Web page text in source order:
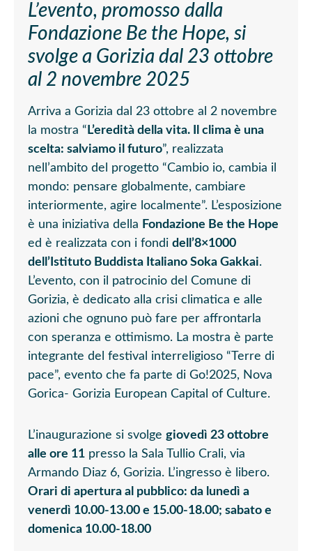
L’evento, promosso dalla
Fondazione Be the Hope, si
svolge a Gorizia dal 23 ottobre
al 2 novembre 2025
Arriva a Gorizia dal 23 ottobre al 2 novembre
la mostra “ L’eredità della vita. Il clima è una
scelta: salviamo il futuro”, realizzata
nell’ambito del progetto “Cambio io, cambia il
mondo: pensare globalmente, cambiare
interiormente, agire localmente”. L’esposizione
è una iniziativa della Fondazione Be the Hope
ed è realizzata con i fondi dell’8×1000
dell’Istituto Buddista Italiano Soka Gakkai.
L’evento, con il patrocinio del Comune di
Gorizia, è dedicato alla crisi climatica e alle
azioni che ognuno può fare per affrontarla
con speranza e ottimismo. La mostra è parte
integrante del festival interreligioso “Terre di
pace”, evento che fa parte di Go!2025, Nova
Gorica- Gorizia European Capital of Culture.
L’inaugurazione si svolge giovedì 23 ottobre
alle ore 11 presso la Sala Tullio Crali, via
Armando Diaz 6, Gorizia. L’ingresso è libero.
Orari di apertura al pubblico: da lunedì a
venerdì 10.00-13.00 e 15.00-18.00; sabato e
domenica 10.00-18.00